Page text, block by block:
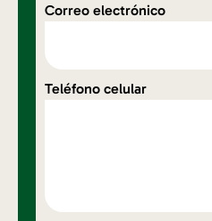
Correo electrónico
Teléfono celular